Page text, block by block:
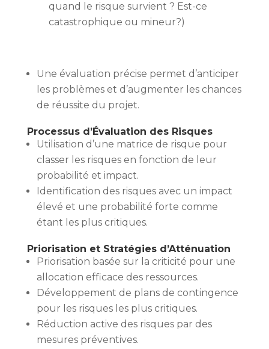
quand le risque survient ? Est-ce
catastrophique ou mineur?)
Une évaluation précise permet d’anticiper
les problèmes et d’augmenter les chances
de réussite du projet.
Processus d’Évaluation des Risques
Utilisation d’une matrice de risque pour
classer les risques en fonction de leur
probabilité et impact.
Identification des risques avec un impact
élevé et une probabilité forte comme
étant les plus critiques.
Priorisation et Stratégies d’Atténuation
Priorisation basée sur la criticité pour une
allocation efficace des ressources.
Développement de plans de contingence
pour les risques les plus critiques.
Réduction active des risques par des
mesures préventives.